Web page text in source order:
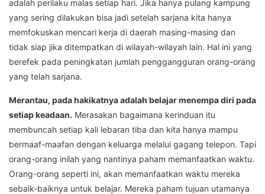
adalah perilaku malas setiap hari. Jika hanya pulang kampung
yang sering dilakukan bisa jadi setelah sarjana kita hanya
memfokuskan mencari kerja di daerah masing-masing dan
tidak siap jika ditempatkan di wilayah-wilayah lain. Hal ini yang
berefek pada peningkatan jumlah penggangguran orang-orang
yang telah sarjana.
Merantau, pada hakikatnya adalah belajar menempa diri pada
setiap keadaan. Merasakan bagaimana kerinduan itu
membuncah setiap kali lebaran tiba dan kita hanya mampu
bermaaf-maafan dengan keluarga melalui gagang telepon. Tapi
orang-orang inilah yang nantinya paham memanfaatkan waktu.
Orang-orang seperti ini, akan memanfaatkan waktu mereka
sebaik-baiknya untuk belajar. Mereka paham tujuan utamanya